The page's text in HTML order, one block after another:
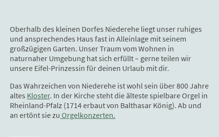
Oberhalb des kleinen Dorfes Niederehe liegt unser ruhiges
und ansprechendes Haus fast in Alleinlage mit seinem
großzügigen Garten. Unser Traum vom Wohnen in
naturnaher Umgebung hat sich erfüllt – gerne teilen wir
unsere Eifel-Prinzessin für deinen Urlaub mit dir.
Das Wahrzeichen von Niederehe ist wohl sein über 800 Jahre
altes Kloster. In der Kirche steht die älteste spielbare Orgel in
Rheinland-Pfalz (1714 erbaut von Balthasar König). Ab und
an ertönt sie zu Orgelkonzerten.